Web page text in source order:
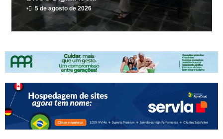
• 5 de agosto de 2026